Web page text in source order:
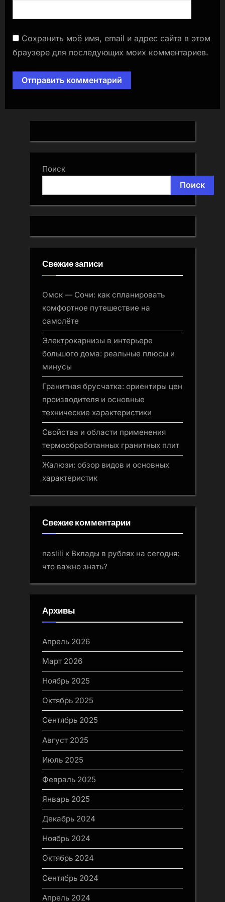
Сохранить моё имя, email и адрес сайта в этом
браузере для последующих моих комментариев.
Поиск
Поиск
Свежие записи
Омск — Сочи: как спланировать
комфортное путешествие на
самолёте
Электрокарнизы в интерьере
большого дома: реальные плюсы и
минусы
Гранитная брусчатка: ориентиры цен
производителя и основные
технические характеристики
Свойства и области применения
термообработанных гранитных плит
Жалюзи: обзор видов и основных
характеристик
Свежие комментарии
naslili к Вклады в рублях на сегодня:
что важно знать?
Архивы
Апрель 2026
Март 2026
Ноябрь 2025
Октябрь 2025
Сентябрь 2025
Август 2025
Июль 2025
Февраль 2025
Январь 2025
Декабрь 2024
Ноябрь 2024
Октябрь 2024
Сентябрь 2024
Апрель 2024